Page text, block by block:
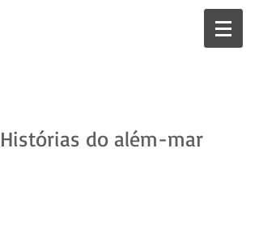
Histórias do além-mar